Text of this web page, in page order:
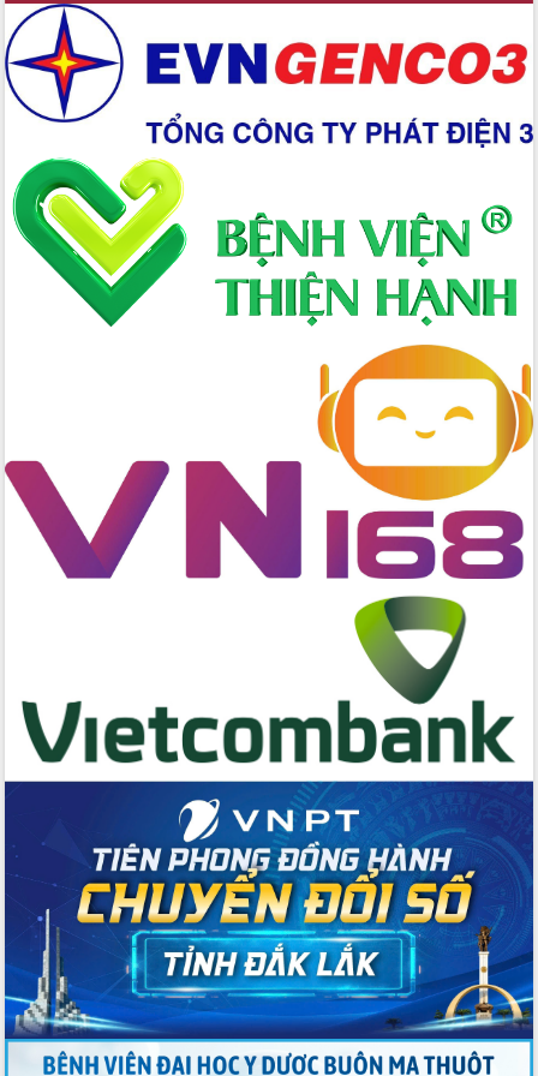
Xây dựng nền hành chính số đồng
hành cùng nông dân dân, doanh nghiệp
Giai đoạn 2026-2030, Đắk Lắk phấn
đấu có 77% xã đạt chuẩn nông thôn
Chuyển đổi số 'mở đường' cho nông
nghiệp Đắk Lắk tăng trưởng bứt phá
Triển khai đồng bộ đo đạc, lập hồ sơ
địa chính, hoàn thiện cơ sở dữ liệu đất
đai
Ứng dụng sinh trắc học - Bước tiến
trong hành trình chuyển đổi số tại Đắk
bền vững
Tập huấn nâng cao năng lực triển khai
chuyển đổi số cho cán bộ, công chức
cấp xã
Đắk Lắk phát động hưởng ứng Ngày
hai con số trong năm 2026
Tổ chức trang trọng Lễ hội Đền thờ
Lương Văn Chánh năm 2026
Huy giữ chức Bí thư Đảng ủy Ủy Ban
Nhân dân tỉnh
Bệnh án điện tử thúc đẩy chuyển đổi
số y tế tại Đắk Lắk
Chuyển đổi số thư viện: Mở rộng
không gian tri thức trong thời đại số
Đánh giá, rút kinh nghiệm công tác tổ
chức diễn tập trước ngày bầu cử
Chương trình “Gặp gỡ hữu nghị –
Friendship Meeting New Year 2026”